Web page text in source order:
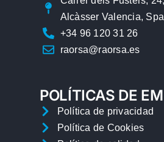
Alcàsser Valencia,
+34 96 120 31 26
raorsa@raorsa.es
POLÍTICAS DE
Política de privacidad
Política de Cookies